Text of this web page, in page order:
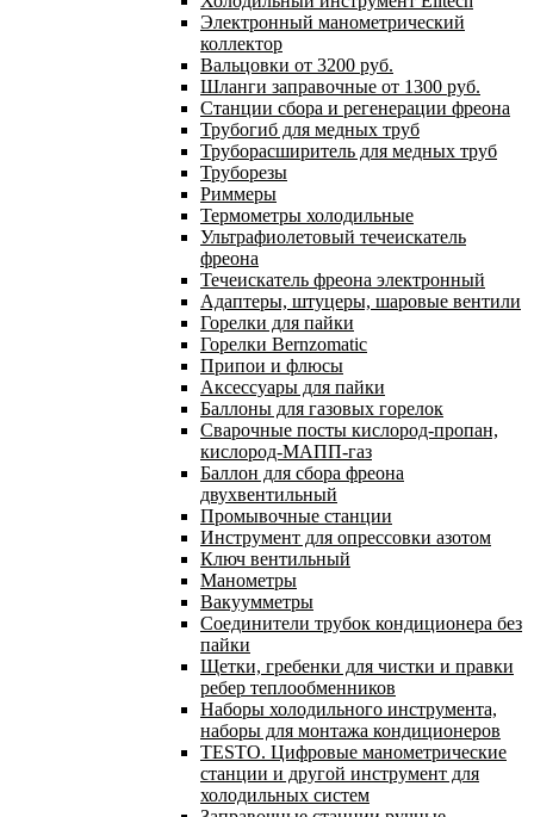
Электронный манометрический
коллектор
Вальцовки от 3200 руб.
Шланги заправочные от 1300 руб.
Станции сбора и регенерации фреона
Трубогиб для медных труб
Труборасширитель для медных труб
Труборезы
Риммеры
Термометры холодильные
Ультрафиолетовый течеискатель
фреона
Течеискатель фреона электронный
Адаптеры, штуцеры, шаровые вентили
Горелки для пайки
Горелки Bernzomatic
Припои и флюсы
Аксессуары для пайки
Баллоны для газовых горелок
Сварочные посты кислород-пропан,
кислород-МАПП-газ
Баллон для сбора фреона
двухвентильный
Промывочные станции
Инструмент для опрессовки азотом
Ключ вентильный
Манометры
Вакуумметры
Соединители трубок кондиционера без
пайки
Щетки, гребенки для чистки и правки
ребер теплообменников
Наборы холодильного инструмента,
наборы для монтажа кондиционеров
TESTO. Цифровые манометрические
станции и другой инструмент для
холодильных систем